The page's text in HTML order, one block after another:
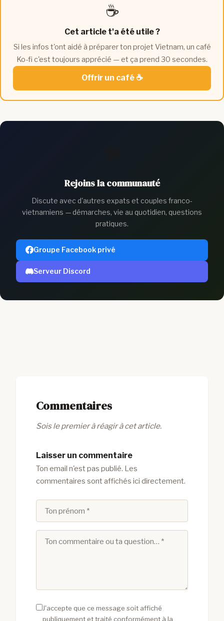
☕
Cet article t'a été utile ?
Si les infos t'ont aidé à préparer ton projet Vietnam, un café
Ko-fi c'est toujours apprécié — et ça prend 30 secondes.
Offrir un café ☕
Rejoins la communauté
Discute avec d'autres expats et couples franco-
vietnamiens — démarches, vie au quotidien, questions
pratiques.
Groupe Facebook privé
Serveur Discord
Commentaires
Sois le premier à réagir à cet article.
Laisser un commentaire
Ton email n'est pas publié. Les
commentaires sont affichés ici directement.
J'accepte que ce message soit affiché
publiquement et traité conformément à la